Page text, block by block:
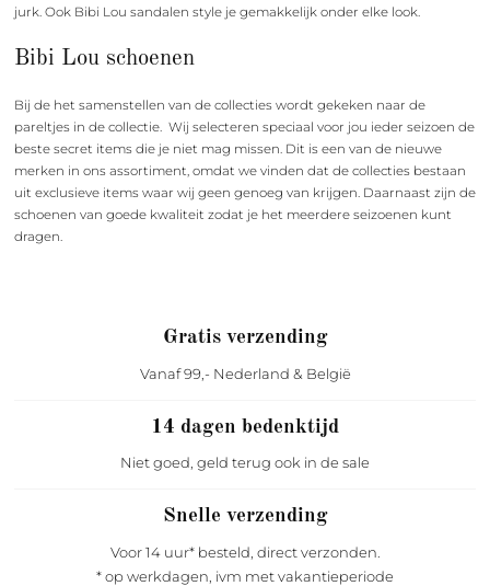
jurk. Ook Bibi Lou sandalen style je gemakkelijk onder elke look.
Bibi Lou schoenen
Bij de het samenstellen van de collecties wordt gekeken naar de
pareltjes in de collectie. Wij selecteren speciaal voor jou ieder seizoen de
beste secret items die je niet mag missen. Dit is een van de nieuwe
merken in ons assortiment, omdat we vinden dat de collecties bestaan
uit exclusieve items waar wij geen genoeg van krijgen. Daarnaast zijn de
schoenen van goede kwaliteit zodat je het meerdere seizoenen kunt
dragen.
Gratis verzending
Vanaf 99,- Nederland & België
14 dagen bedenktijd
Niet goed, geld terug ook in de sale
Snelle verzending
Voor 14 uur* besteld, direct verzonden.
* op werkdagen, ivm met vakantieperiode